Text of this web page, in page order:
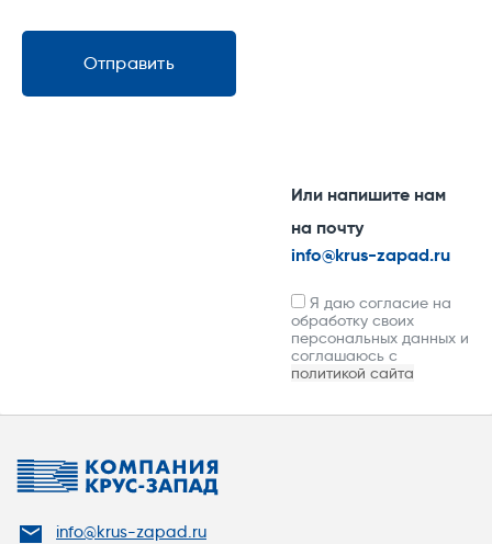
Отправить
Или напишите нам
на почту
info@krus-zapad.ru
Я даю согласие на
обработку своих
персональных данных и
соглашаюсь с
политикой сайта
info@krus-zapad.ru